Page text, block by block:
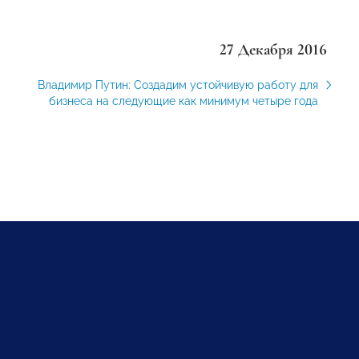
27 Декабря 2016
Владимир Путин: Создадим устойчивую работу для
бизнеса на следующие как минимум четыре года